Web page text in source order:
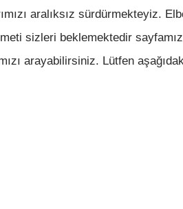
aralıksız sürdürmekteyiz.
sizleri beklemektedir
arayabilirsiniz. Lütfen